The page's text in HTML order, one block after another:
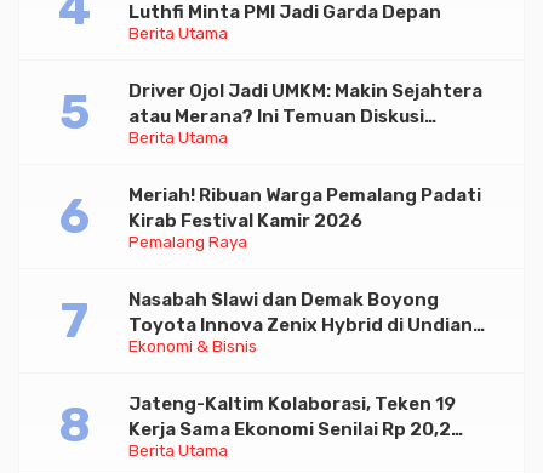
Berita Utama
Luthfi Minta PMI Jadi Garda Depan
Berita Utama
Driver Ojol Jadi UMKM: Makin Sejahtera
atau Merana? Ini Temuan Diskusi
Paramadina
Pemalang Raya
Meriah! Ribuan Warga Pemalang Padati
Kirab Festival Kamir 2026
Ekonomi & Bisnis
Nasabah Slawi dan Demak Boyong
Toyota Innova Zenix Hybrid di Undian
Tabungan Bima Bank Jateng
Berita Utama
Jateng-Kaltim Kolaborasi, Teken 19
Kerja Sama Ekonomi Senilai Rp 20,2
Triliun